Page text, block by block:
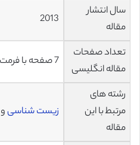
سال انتشار
مقاله
2013
تعداد صفحات
مقاله انگلیسی
7 صفحه با فرمت pdf
رشته های
مرتبط با این
مقاله
زیست شناسیو